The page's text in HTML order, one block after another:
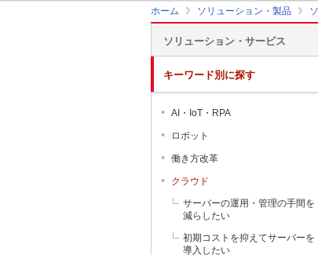
ホーム ソリューション・製品
ソリューション・サービス
キーワード別に探す
AI・IoT・RPA
ロボット
働き方改革
クラウド
サーバーの運用・管理の手間を
減らしたい
初期コストを抑えてサーバーを
導入したい